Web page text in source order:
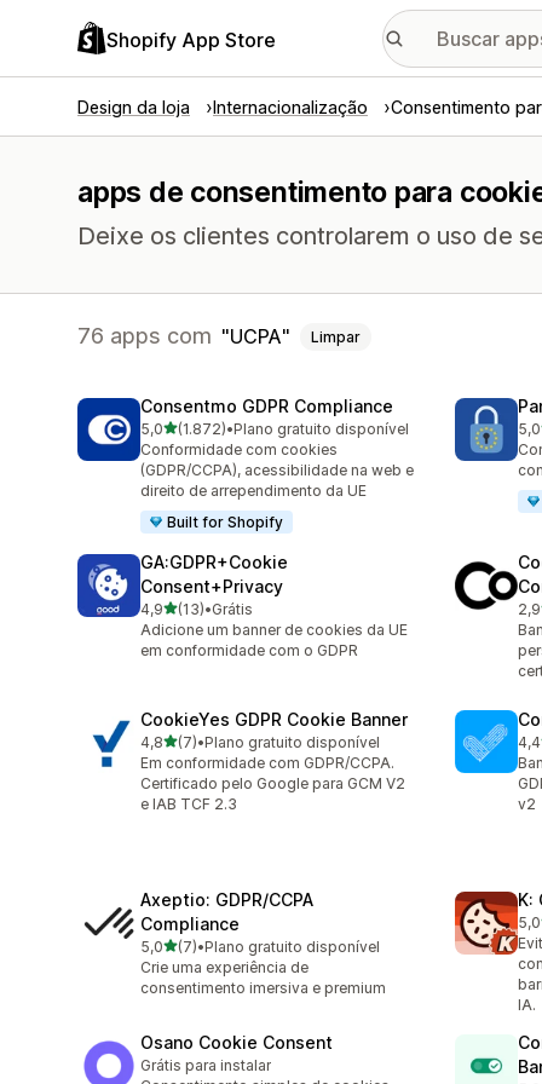
Shopify App Store
Design da loja Internacionalização Consentimento
apps de consentimento para
Deixe os clientes controlarem o uso de
76 apps com UCPA Limpar
Consentmo GDPR Compliance
5,0de 5 estrelas
(1.872)
1872 avaliações ao todo
•Plano gratuito disponível
Conformidade com cookies
(GDPR/CCPA), acessibilidade na web e
direito de arrependimento da UE
Built for Shopify
5,0
GA:GDPR+Cookie
Consent+Privacy
4,9de 5 estrelas
(13)
13 avaliações ao todo
•Grátis
Adicione um banner de cookies da UE
em conformidade com o GDPR
2,9
4
CookieYes GDPR Cookie Banner
4,8de 5 estrelas
(7)
7 avaliações ao todo
•Plano gratuito disponível
Em conformidade com GDPR/CCPA.
Certificado pelo Google para GCM V2
e IAB TCF 2.3
4,4
v2
Axeptio: GDPR/CCPA
Compliance
5,0de 5 estrelas
(7)
7 avaliações ao todo
•Plano gratuito disponível
Crie uma experiência de
consentimento imersiva e premium
K:
5,0
1
IA.
Osano Cookie Consent
Grátis para instalar